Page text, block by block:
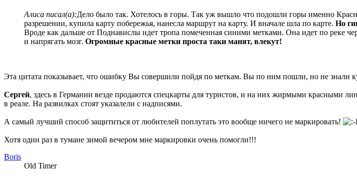
Алиса писал(а):Дело было так. Хотелось в горы. Так уж вышло что подошли горы именно
разрешении, купила карту побережья, нанесла маршрут на карту. И вначале шла по карте. Но
Вроде как дальше от Поднавислы идет тропа помеченная синими метками. Она идет по реке
и напрягать мозг. Огромные красные метки проста таки манят, влекут!
Эта цитата показывает, что ошибку Вы совершили пойдя по меткам. Вы по ним пошли, но не знали
Сергей, здесь в Германии везде продаются спецкарты для туристов, и на них жирмыми красными
в реале. На развилках стоят указалели с надписями.
А самый лучший способ защититься от любителей поплутать это вообще ничего не маркировать!
Хотя один раз в тумане зимой вечером мне маркировки очень помогли!!!
Boris
Old Timer